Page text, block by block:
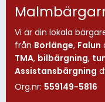
Vi är din lokala
från Borlänge, Falun
TMA, bilbärgning,
Assistansbärgning
Org.nr: 559149-5816